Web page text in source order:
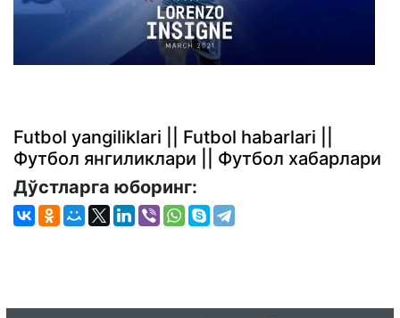
Futbol yangiliklari || Futbol habarlari ||
Футбол янгиликлари || Футбол хабарлари
Дўстларга юборинг: